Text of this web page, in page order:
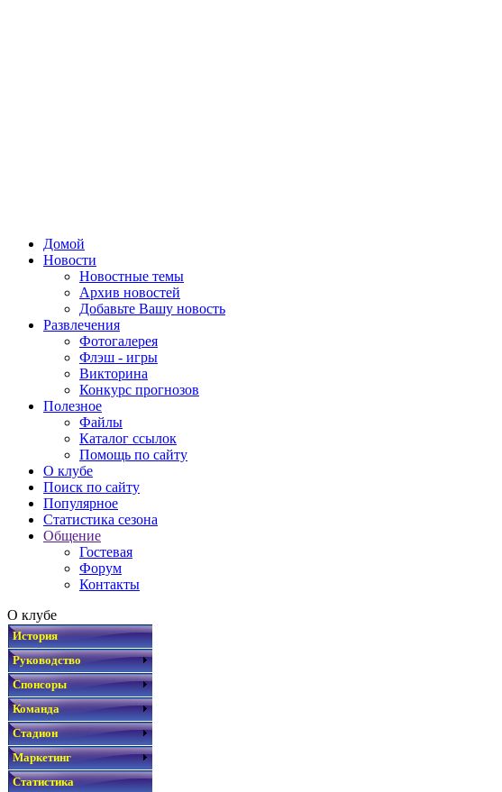
Домой
Новости
Новостные темы
Архив новостей
Добавьте Вашу новость
Развлечения
Фотогалерея
Флэш - игры
Викторина
Конкурс прогнозов
Полезное
Файлы
Каталог ссылок
Помощь по сайту
О клубе
Поиск по сайту
Популярное
Статистика сезона
Общение
Гостевая
Форум
Контакты
О клубе
История
Руководство
Спонсоры
Команда
Стадион
Маркетинг
Статистика